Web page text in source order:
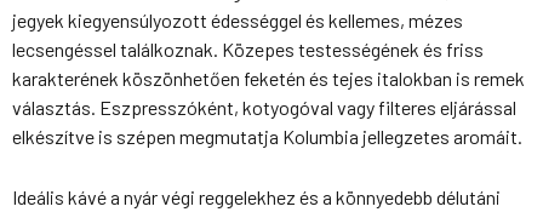
jegyek kiegyensúlyozott édességgel és kellemes, mézes
lecsengéssel találkoznak. Közepes testességének és friss
karakterének köszönhetően feketén és tejes italokban is remek
választás. Eszpresszóként, kotyogóval vagy filteres eljárással
elkészítve is szépen megmutatja Kolumbia jellegzetes aromáit.
Ideális kávé a nyár végi reggelekhez és a könnyedebb délutáni